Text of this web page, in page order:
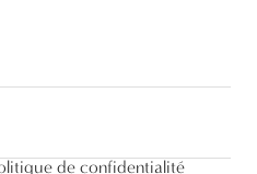
de confidentialité